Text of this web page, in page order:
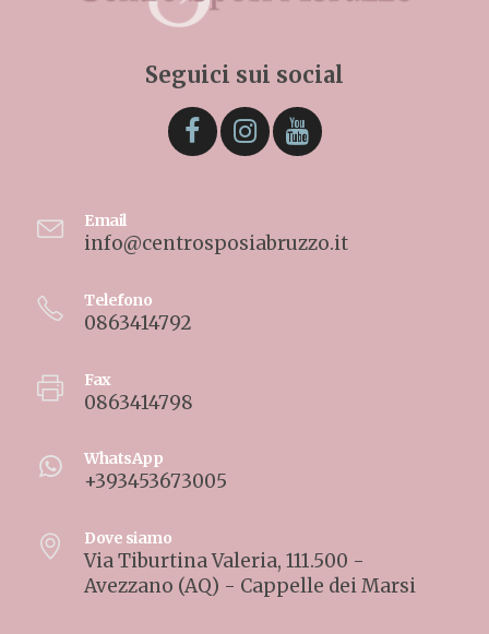
Seguici sui social
Email
info@centrosposiabruzzo.it
Telefono
0863414792
Fax
0863414798
WhatsApp
+393453673005
Dove siamo
Via Tiburtina Valeria, 111.500 -
Avezzano (AQ) - Cappelle dei Marsi